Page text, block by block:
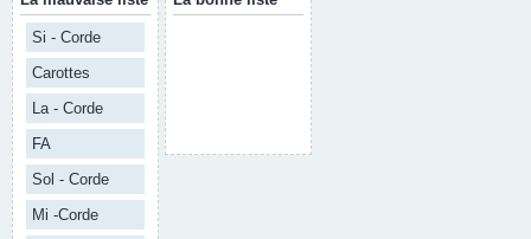
Si - Corde
Carottes
La - Corde
FA
Sol - Corde
Mi -Corde